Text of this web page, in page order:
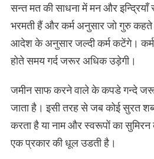
सन्त मत की साधना में मन और इन्द्रियाँ
भरमती हैं और कर्म अनुसार जो गुरु
आदेश के अनुसार जल्दी कर्म कटेंगे।
होते समय गर्द जरूर अधिक उड़ेगी।
जमीन साफ करने वाले के कपडे गन्दे
जाता है। इसी तरह से जब कोई सुरत
करता है या नाम और स्वरूपों का
एक प्रकार की धूल उडती है।